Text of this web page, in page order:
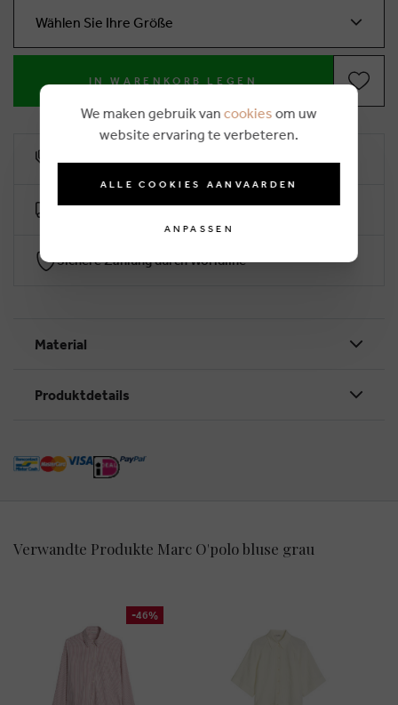
Wählen Sie Ihre Größe
IN WARENKORB LEGEN
10% Treuerabatt
Kostenlose Lieferung ab €50 (2-4 Arbeitstage)
Sichere Zahlung durch Worldline
Material
Produktdetails
Verwandte Produkte Marc O'polo bluse grau
-46%
We maken gebruik van cookies om uw
website ervaring te verbeteren.
ALLE COOKIES AANVAARDEN
ANPASSEN